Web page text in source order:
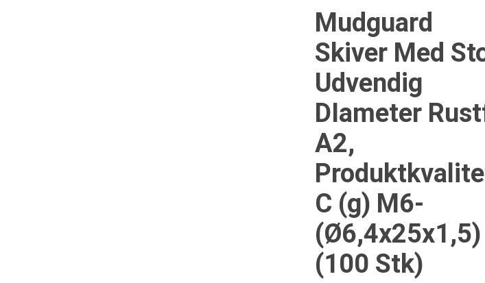
Mudguard
Skiver Med
Udvendig
DIameter
A2,
C (g) M6-
(Ø6,4x25x1,5)
(100 Stk)